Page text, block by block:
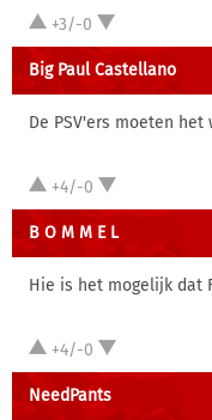
+3/-0
Big Paul Castellano
De PSV'ers moeten het
+4/-0
B O M M E L
Hie is het mogelijk dat
+4/-0
NeedPants